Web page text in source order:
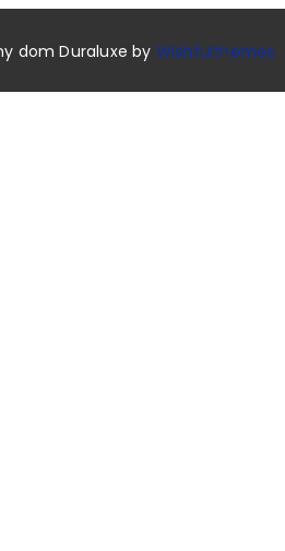
dom Duraluxe by Wishfulthemes